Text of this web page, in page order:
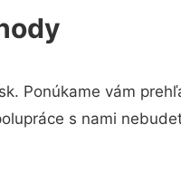
Ponúkame vám
s nami